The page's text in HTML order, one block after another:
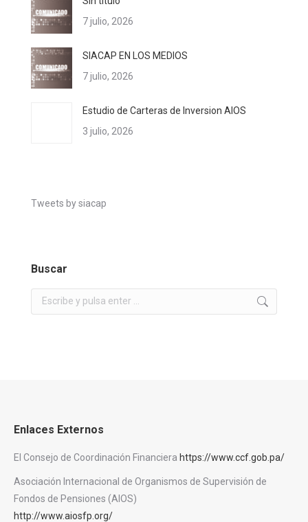
7 julio, 2026
SIACAP EN LOS MEDIOS
7 julio, 2026
Estudio de Carteras de Inversion AIOS
3 julio, 2026
Tweets by siacap
Buscar
Buscar:
Enlaces Externos
El Consejo de Coordinación Financiera https://www.ccf.gob.pa/
Asociación Internacional de Organismos de Supervisión de
Fondos de Pensiones (AIOS)
http://www.aiosfp.org/